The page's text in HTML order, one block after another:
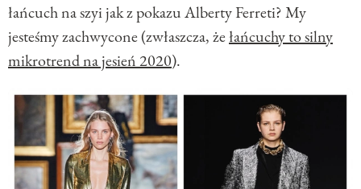
łańcuch na szyi jak z pokazu Alberty Ferreti? My
jesteśmy zachwycone (zwłaszcza, żełańcuchy to silny
mikrotrend na jesień 2020).